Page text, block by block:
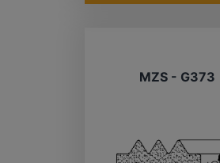
MZS - G373